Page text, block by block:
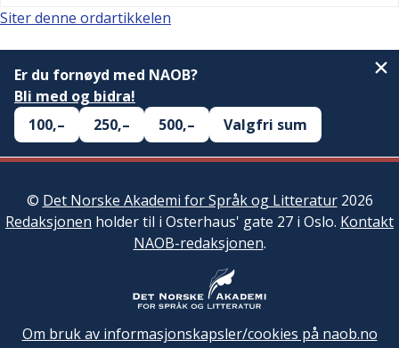
Siter denne ordartikkelen
Er du fornøyd med NAOB?
Bli med og bidra!
100,–
250,– 500,– Valgfri sum
© Det Norske Akademi for Språk og Litteratur2026
Redaksjonen holder til i Osterhaus' gate 27 i Oslo. Kontakt
NAOB-redaksjonen.
Om bruk av informasjonskapsler/cookies på naob.no